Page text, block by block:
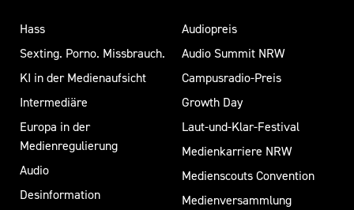
Hass
Sexting. Porno. Missbrauch.
KI in der Medienaufsicht
Intermediäre
Europa in der
Medienregulierung
Audio
Desinformation
Audiopreis
Audio Summit NRW
Campusradio-Preis
Growth Day
Laut-und-Klar-Festival
Medienkarriere NRW
Medienscouts Convention
Medienversammlung